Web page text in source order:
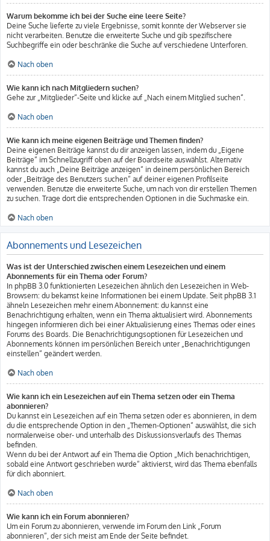
Warum bekomme ich bei der Suche eine leere Seite?
Deine Suche lieferte zu viele Ergebnisse, somit konnte der Webserver sie
nicht verarbeiten. Benutze die erweiterte Suche und gib spezifischere
Suchbegriffe ein oder beschränke die Suche auf verschiedene Unterforen.
Nach oben
Wie kann ich nach Mitgliedern suchen?
Gehe zur „Mitglieder“-Seite und klicke auf „Nach einem Mitglied suchen“.
Nach oben
Wie kann ich meine eigenen Beiträge und Themen finden?
Deine eigenen Beiträge kannst du dir anzeigen lassen, indem du „Eigene
Beiträge“ im Schnellzugriff oben auf der Boardseite auswählst. Alternativ
kannst du auch „Deine Beiträge anzeigen“ in deinem persönlichen Bereich
oder „Beiträge des Benutzers suchen“ auf deiner eigenen Profilseite
verwenden. Benutze die erweiterte Suche, um nach von dir erstellen Themen
zu suchen. Trage dort die entsprechenden Optionen in die Suchmaske ein.
Nach oben
Abonnements und Lesezeichen
Was ist der Unterschied zwischen einem Lesezeichen und einem
Abonnements für ein Thema oder Forum?
In phpBB 3.0 funktionierten Lesezeichen ähnlich den Lesezeichen in Web-
Browsern: du bekamst keine Informationen bei einem Update. Seit phpBB 3.1
ähneln Lesezeichen mehr einem Abonnement: du kannst eine
Benachrichtigung erhalten, wenn ein Thema aktualisiert wird. Abonnements
hingegen informieren dich bei einer Aktualisierung eines Themas oder eines
Forums des Boards. Die Benachrichtigungsoptionen für Lesezeichen und
Abonnements können im persönlichen Bereich unter „Benachrichtigungen
einstellen“ geändert werden.
Nach oben
Wie kann ich ein Lesezeichen auf ein Thema setzen oder ein Thema
abonnieren?
Du kannst ein Lesezeichen auf ein Thema setzen oder es abonnieren, in dem
du die entsprechende Option in den „Themen-Optionen“ auswählst, die sich
normalerweise ober- und unterhalb des Diskussionsverlaufs des Themas
befinden.
Wenn du bei der Antwort auf ein Thema die Option „Mich benachrichtigen,
sobald eine Antwort geschrieben wurde“ aktivierst, wird das Thema ebenfalls
für dich abonniert.
Nach oben
Wie kann ich ein Forum abonnieren?
Um ein Forum zu abonnieren, verwende im Forum den Link „Forum
abonnieren“, der sich meist am Ende der Seite befindet.